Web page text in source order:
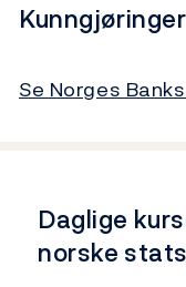
Kunngjøringer
Se Norges
Daglige
norske